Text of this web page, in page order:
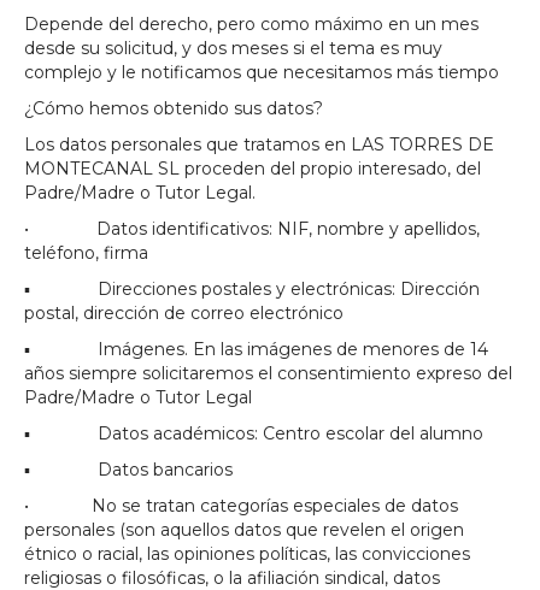
Depende del derecho, pero como máximo en un mes
desde su solicitud, y dos meses si el tema es muy
complejo y le notificamos que necesitamos más tiempo
¿Cómo hemos obtenido sus datos?
Los datos personales que tratamos en LAS TORRES DE
MONTECANAL SL proceden del propio interesado, del
Padre/Madre o Tutor Legal.
• Datos identificativos: NIF, nombre y apellidos,
teléfono, firma
▪ Direcciones postales y electrónicas: Dirección
postal, dirección de correo electrónico
▪ Imágenes. En las imágenes de menores de 14
años siempre solicitaremos el consentimiento expreso del
Padre/Madre o Tutor Legal
▪ Datos académicos: Centro escolar del alumno
▪ Datos bancarios
• No se tratan categorías especiales de datos
personales (son aquellos datos que revelen el origen
étnico o racial, las opiniones políticas, las convicciones
religiosas o filosóficas, o la afiliación sindical, datos